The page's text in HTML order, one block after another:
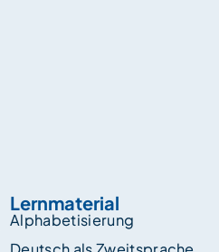
Lernmaterial
Alphabetisierung